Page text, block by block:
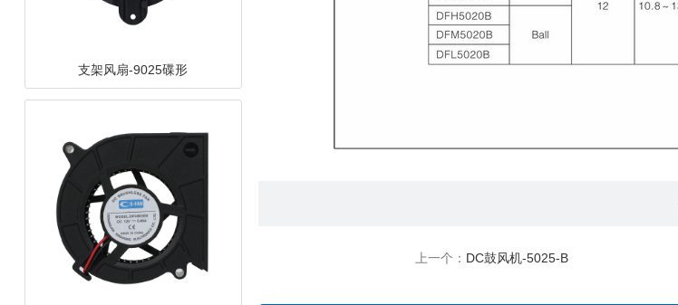
支架风扇-9025碟形
上一个： DC鼓风机-5025-B